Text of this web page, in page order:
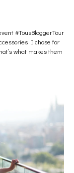
#TousBloggerTour
I chose for
what makes them